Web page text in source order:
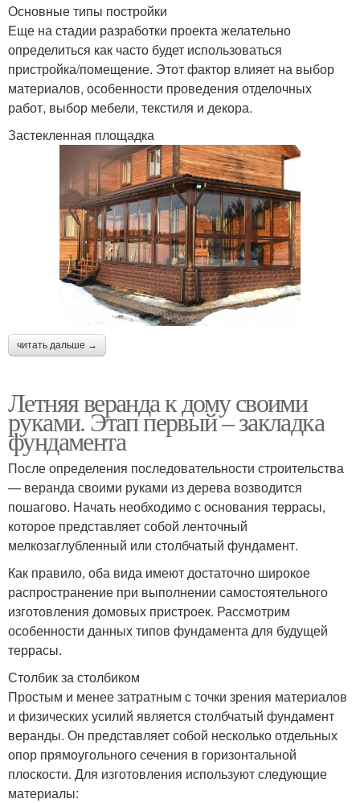
Основные типы постройки
Еще на стадии разработки проекта желательно
определиться как часто будет использоваться
пристройка/помещение. Этот фактор влияет на выбор
материалов, особенности проведения отделочных
работ, выбор мебели, текстиля и декора.
Застекленная площадка
читать дальше →
Летняя веранда к дому своими
руками. Этап первый – закладка
фундамента
После определения последовательности строительства
— веранда своими руками из дерева возводится
пошагово. Начать необходимо с основания террасы,
которое представляет собой ленточный
мелкозаглубленный или столбчатый фундамент.
Как правило, оба вида имеют достаточно широкое
распространение при выполнении самостоятельного
изготовления домовых пристроек. Рассмотрим
особенности данных типов фундамента для будущей
террасы.
Столбик за столбиком
Простым и менее затратным с точки зрения материалов
и физических усилий является столбчатый фундамент
веранды. Он представляет собой несколько отдельных
опор прямоугольного сечения в горизонтальной
плоскости. Для изготовления используют следующие
материалы: